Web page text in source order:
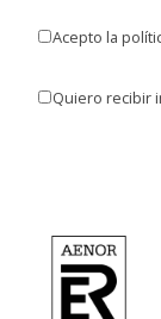
Acepto la
Quiero recibir